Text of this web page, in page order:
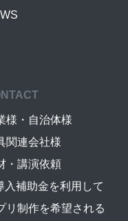
様・自治体様
関連会社様
・講演依頼
入補助金を利用して
リ制作を希望される